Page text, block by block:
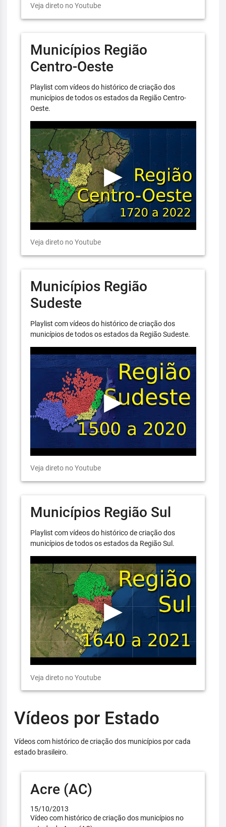
Veja direto no Youtube
Municípios Região
Centro-Oeste
Playlist com vídeos do histórico de criação dos
municípios de todos os estados da Região Centro-
Oeste.
Veja direto no Youtube
Municípios Região
Sudeste
Playlist com vídeos do histórico de criação dos
municípios de todos os estados da Região Sudeste.
Veja direto no Youtube
Municípios Região Sul
Playlist com vídeos do histórico de criação dos
municípios de todos os estados da Região Sul.
Veja direto no Youtube
Vídeos por Estado
Vídeos com histórico de criação dos municípios por cada
estado brasileiro.
Acre (AC)
15/10/2013
Vídeo com histórico de criação dos municípios no